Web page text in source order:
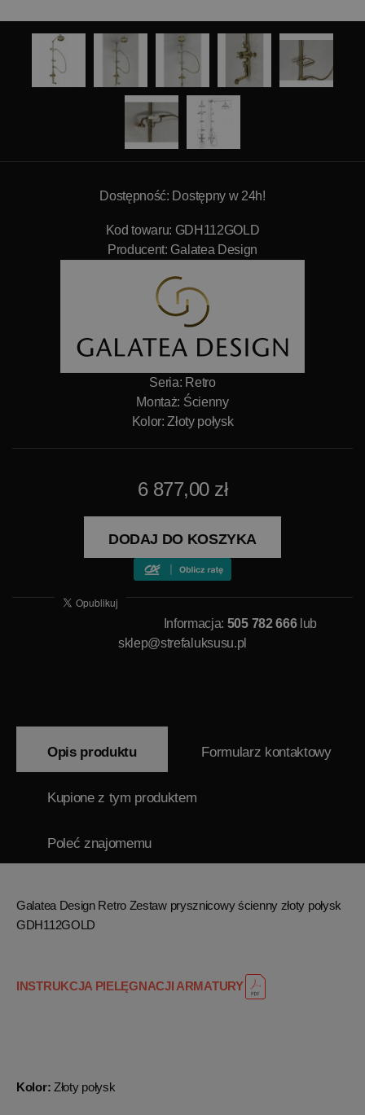
Dostępność: Dostępny w 24h!
Kod towaru: GDH112GOLD
Producent: Galatea Design
Seria: Retro
Montaż: Ścienny
Kolor: Złoty połysk
6 877,00 zł
DODAJ DO KOSZYKA
Informacja: 505 782 666lub
sklep@strefaluksusu.pl
Opis produktu Formularz kontaktowy
Kupione z tym produktem
Poleć znajomemu
Galatea Design Retro Zestaw prysznicowy ścienny złoty połysk
GDH112GOLD
INSTRUKCJA PIELĘGNACJI ARMATURY
Kolor: Złoty połysk